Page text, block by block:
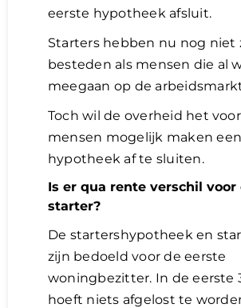
eerste hypotheek afsluit.
Starters hebben nu nog niet
besteden als mensen die al
meegaan op de
Toch wil de overheid het
mensen mogelijk maken een
hypotheek af te sluiten.
Is er qua rente verschil voor
starter?
De startershypotheek en
zijn bedoeld voor de eerste
woningbezitter. In de eerste
hoeft niets afgelost te